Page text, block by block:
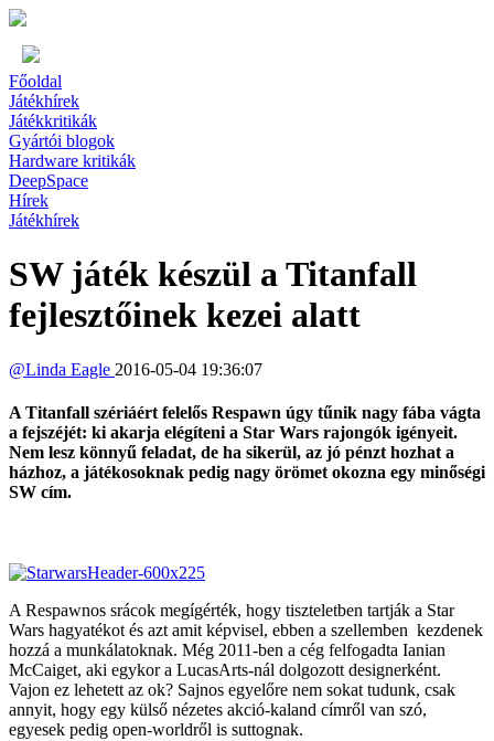
Főoldal
Játékhírek
Játékkritikák
Gyártói blogok
Hardware kritikák
DeepSpace
Hírek
Játékhírek
SW játék készül a Titanfall
fejlesztőinek kezei alatt
@Linda Eagle 2016-05-04 19:36:07
A Titanfall szériáért felelős Respawn úgy tűnik nagy fába vágta
a fejszéjét: ki akarja elégíteni a Star Wars rajongók igényeit.
Nem lesz könnyű feladat, de ha sikerül, az jó pénzt hozhat a
házhoz, a játékosoknak pedig nagy örömet okozna egy minőségi
SW cím.
A Respawnos srácok megígérték, hogy tiszteletben tartják a Star
Wars hagyatékot és azt amit képvisel, ebben a szellemben kezdenek
hozzá a munkálatoknak. Még 2011-ben a cég felfogadta Ianian
McCaiget, aki egykor a LucasArts-nál dolgozott designerként.
Vajon ez lehetett az ok? Sajnos egyelőre nem sokat tudunk, csak
annyit, hogy egy külső nézetes akció-kaland címről van szó,
egyesek pedig open-worldről is suttognak.